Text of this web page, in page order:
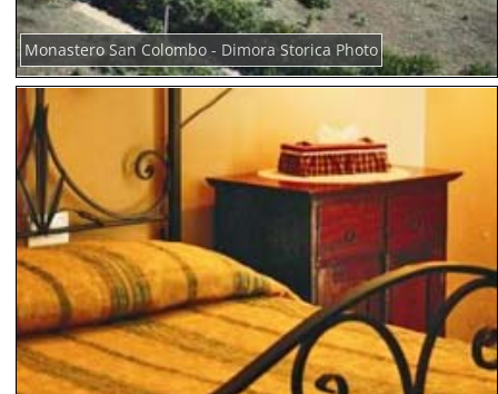
Monastero San Colombo - Dimora Storica Photo